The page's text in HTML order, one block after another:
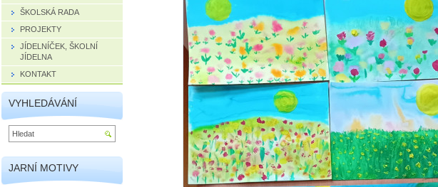
ŠKOLSKÁ RADA
PROJEKTY
JÍDELNÍČEK, ŠKOLNÍ
JÍDELNA
KONTAKT
VYHLEDÁVÁNÍ
JARNÍ MOTIVY